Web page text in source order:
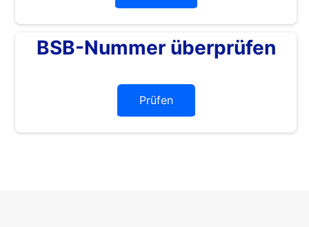
BSB-Nummer überprüfen
Prüfen